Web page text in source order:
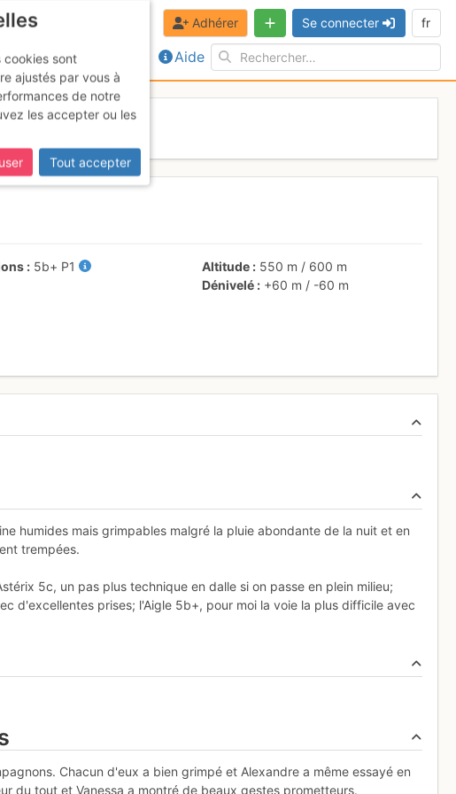
Aide
Adhérer Se connecter fr
5b+ P1 Altitude 550 m / 600 m
Dénivelé
+60 m / -60 m
humides mais grimpables malgré la pluie abondante de la nuit et en
trempées.
5c, un pas plus technique en dalle si on passe en plein milieu;
d'excellentes prises; l'Aigle 5b+, pour moi la voie la plus difficile avec
Chacun d'eux a bien grimpé et Alexandre a même essayé en
du tout et Vanessa a montré de beaux gestes prometteurs.
cookies sont
ajustés par vous à
de notre
les accepter ou les
Tout accepter